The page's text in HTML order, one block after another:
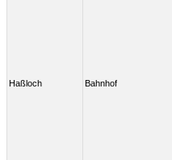
Haßloch Bahnhof